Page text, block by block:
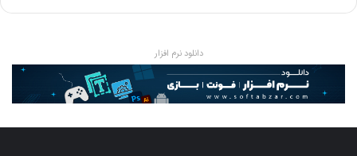
دانلود نرم افزار